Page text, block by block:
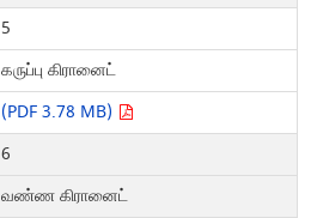
5
கருப்பு கிரானைட்
(PDF 3.78 MB)
6
வண்ண கிரானைட்